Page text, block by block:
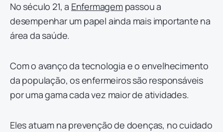
No século 21, a Enfermagempassou a
desempenhar um papel ainda mais importante na
área da saúde.
Com o avanço da tecnologia e o envelhecimento
da população, os enfermeiros são responsáveis
por uma gama cada vez maior de atividades.
Eles atuam na prevenção de doenças, no cuidado